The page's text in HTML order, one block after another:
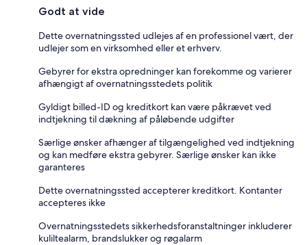
Godt at vide
Dette overnatningssted udlejes af en professionel vært, der
udlejer som en virksomhed eller et erhverv.
Gebyrer for ekstra opredninger kan forekomme og varierer
afhængigt af overnatningsstedets politik
Gyldigt billed-ID og kreditkort kan være påkrævet ved
indtjekning til dækning af påløbende udgifter
Særlige ønsker afhænger af tilgængelighed ved indtjekning
og kan medføre ekstra gebyrer. Særlige ønsker kan ikke
garanteres
Dette overnatningssted accepterer kreditkort. Kontanter
accepteres ikke
Overnatningsstedets sikkerhedsforanstaltninger inkluderer
kuliltealarm, brandslukker og røgalarm